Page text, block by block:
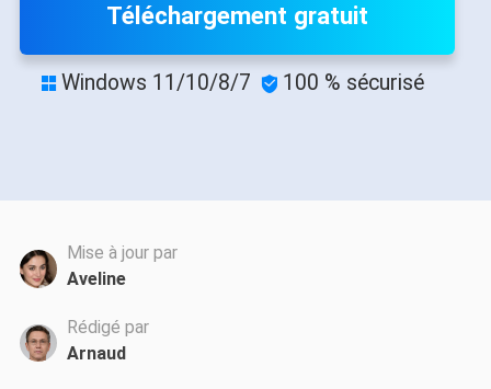
Téléchargement gratuit
 Windows 11/10/8/7  100 % sécurisé
Mise à jour par
Aveline
Rédigé par
Arnaud